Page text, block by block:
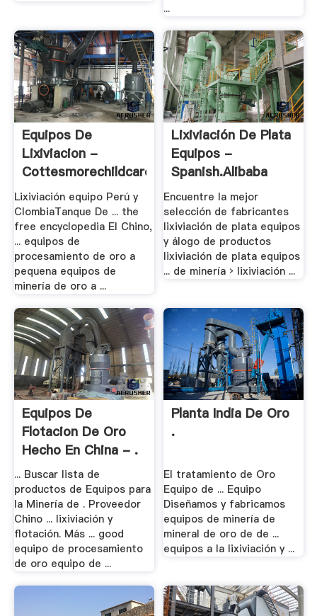
...
Equipos De
Lixiviacion -
Cottesmorechildcare
Lixiviación equipo Perú y
ClombiaTanque De ... the
free encyclopedia El Chino,
... equipos de
procesamiento de oro a
pequena equipos de
minería de oro a ...
Lixiviación De Plata
Equipos -
Spanish.alibaba
Encuentre la mejor
selección de fabricantes
lixiviación de plata equipos
y álogo de productos
lixiviación de plata equipos
... de minería › lixiviación ...
Equipos De
Flotacion De Oro
Hecho En China - .
... Buscar lista de
productos de Equipos para
la Minería de . Proveedor
Chino ... lixiviación y
flotación. Más ... good
equipo de procesamiento
de oro equipo de ...
Planta India De Oro
.
El tratamiento de Oro
Equipo de ... Equipo
Diseñamos y fabricamos
equipos de minería de
mineral de oro de de ...
equipos a la lixiviación y ...